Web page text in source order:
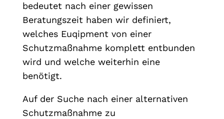
bedeutet nach einer gewissen
Beratungszeit haben wir definiert,
welches Euqipment von einer
Schutzmaßnahme komplett entbunden
wird und welche weiterhin eine
benötigt.
Auf der Suche nach einer alternativen
Schutzmaßnahme zu